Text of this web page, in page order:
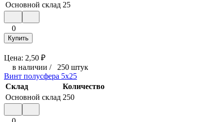
Основной склад 25
0
Купить
Цена: 2,50 ₽
в наличии / 250 штук
Винт полусфера 5x25
Склад
Количество
Основной склад 250